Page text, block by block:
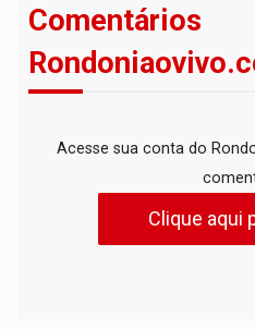
Comentários
Acesse sua conta do
Clique aqui